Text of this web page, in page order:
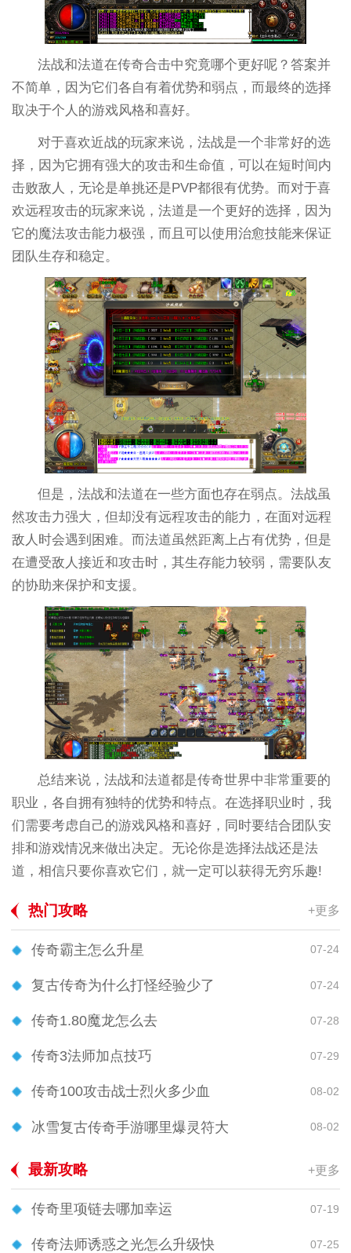
法战和法道在传奇合击中究竟哪个更好呢？答案并
不简单，因为它们各自有着优势和弱点，而最终的选择
取决于个人的游戏风格和喜好。
对于喜欢近战的玩家来说，法战是一个非常好的选
择，因为它拥有强大的攻击和生命值，可以在短时间内
击败敌人，无论是单挑还是PVP都很有优势。而对于喜
欢远程攻击的玩家来说，法道是一个更好的选择，因为
它的魔法攻击能力极强，而且可以使用治愈技能来保证
团队生存和稳定。
但是，法战和法道在一些方面也存在弱点。法战虽
然攻击力强大，但却没有远程攻击的能力，在面对远程
敌人时会遇到困难。而法道虽然距离上占有优势，但是
在遭受敌人接近和攻击时，其生存能力较弱，需要队友
的协助来保护和支援。
总结来说，法战和法道都是传奇世界中非常重要的
职业，各自拥有独特的优势和特点。在选择职业时，我
们需要考虑自己的游戏风格和喜好，同时要结合团队安
排和游戏情况来做出决定。无论你是选择法战还是法
道，相信只要你喜欢它们，就一定可以获得无穷乐趣!
热门攻略 +更多
传奇霸主怎么升星 07-24
复古传奇为什么打怪经验少了 07-24
传奇1.80魔龙怎么去 07-28
传奇3法师加点技巧 07-29
传奇100攻击战士烈火多少血 08-02
冰雪复古传奇手游哪里爆灵符大 08-02
最新攻略 +更多
传奇里项链去哪加幸运 07-19
传奇法师诱惑之光怎么升级快 07-25